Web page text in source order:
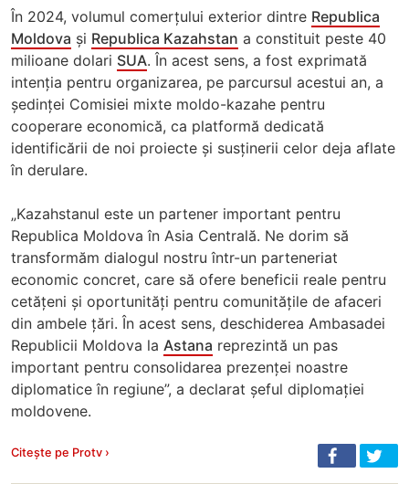
În 2024, volumul comerțului exterior dintre Republica
Moldova și Republica Kazahstan a constituit peste 40
milioane dolari SUA. În acest sens, a fost exprimată
intenția pentru organizarea, pe parcursul acestui an, a
ședinței Comisiei mixte moldo-kazahe pentru
cooperare economică, ca platformă dedicată
identificării de noi proiecte și susținerii celor deja aflate
în derulare.
„Kazahstanul este un partener important pentru
Republica Moldova în Asia Centrală. Ne dorim să
transformăm dialogul nostru într-un parteneriat
economic concret, care să ofere beneficii reale pentru
cetățeni și oportunități pentru comunitățile de afaceri
din ambele țări. În acest sens, deschiderea Ambasadei
Republicii Moldova la Astana reprezintă un pas
important pentru consolidarea prezenței noastre
diplomatice în regiune”, a declarat șeful diplomației
moldovene.
Citește pe Protv ›